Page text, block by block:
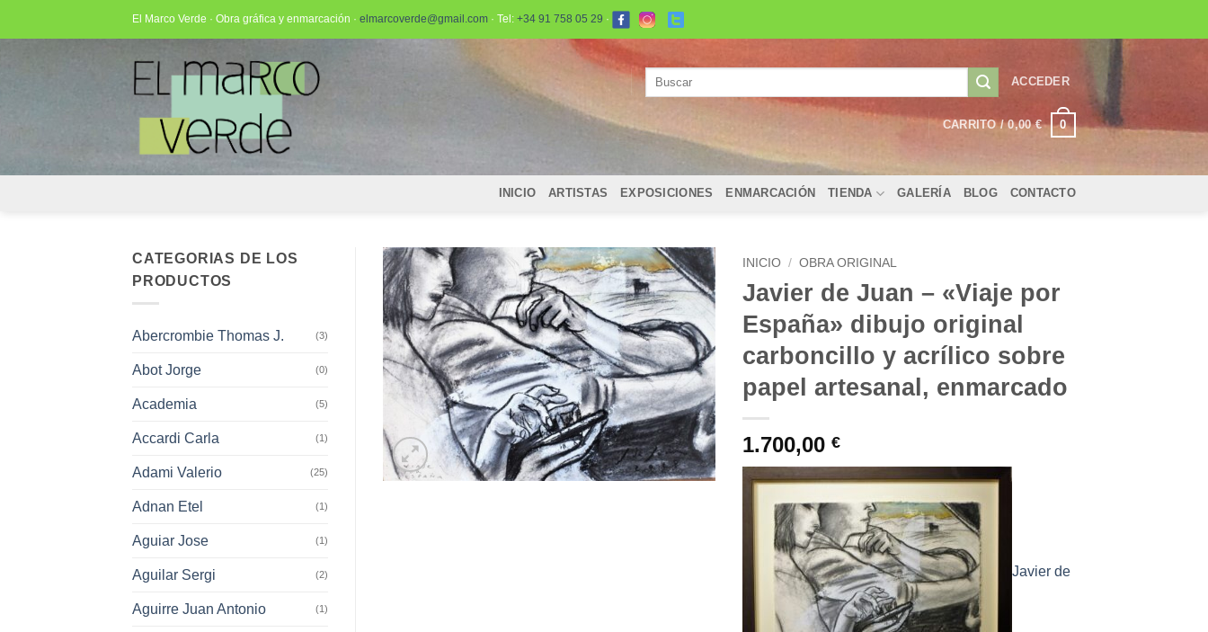
El Marco Verde · Obra gráfica y enmarcación · elmarcoverde@gmail.com · Tel: +34 91 758 05 29 ·
ACCEDER
CARRITO /0,00€ 0
INICIO ARTISTAS EXPOSICIONES ENMARCACIÓN TIENDA GALERÍA BLOG CONTACTO
CATEGORIAS DE LOS
PRODUCTOS
Abercrombie Thomas J. (3)
Abot Jorge (0)
Academia (5)
Accardi Carla (1)
Adami Valerio (25)
Adnan Etel (1)
Aguiar Jose (1)
Aguilar Sergi (2)
Aguirre Juan Antonio (1)
INICIO / OBRA ORIGINAL
Javier de Juan – «Viaje por
España» dibujo original
carboncillo y acrílico sobre
papel artesanal, enmarcado
1.700,00€
Javier de